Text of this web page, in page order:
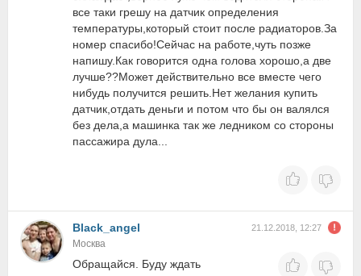
все таки грешу на датчик определения
температуры,который стоит после радиаторов.За
номер спасибо!Сейчас на работе,чуть позже
напишу.Как говорится одна голова хорошо,а две
лучше??Может действительно все вместе чего
нибудь получится решить.Нет желания купить
датчик,отдать деньги и потом что бы он валялся
без дела,а машинка так же ледником со стороны
пассажира дула...
Black_angel 21.12.2018, 12:27
Москва
Обращайся. Буду ждать